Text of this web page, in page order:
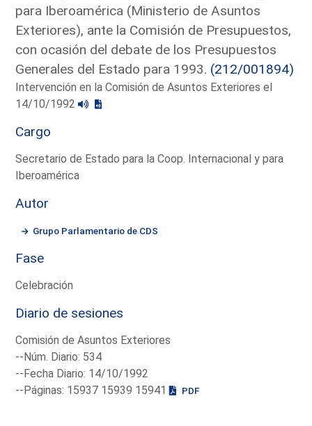
para Iberoamérica (Ministerio de Asuntos
Exteriores), ante la Comisión de Presupuestos,
con ocasión del debate de los Presupuestos
Generales del Estado para 1993. (212/001894)
Intervención en la Comisión de Asuntos Exteriores el
14/10/1992
Cargo
Secretario de Estado para la Coop. Internacional y para
Iberoamérica
Autor
Grupo Parlamentario de CDS
Fase
Celebración
Diario de sesiones
Comisión de Asuntos Exteriores
--Núm. Diario: 534
--Fecha Diario: 14/10/1992
--Páginas: 15937 15939 15941
PDF